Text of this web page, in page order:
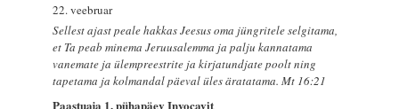
22. veebruar
Sellest ajast peale hakkas Jeesus oma jüngritele selgitama,
et Ta peab minema Jeruusalemma ja palju kannatama
vanemate ja ülempreestrite ja kirjatundjate poolt ning
tapetama ja kolmandal päeval üles äratatama. Mt 16:21
Paastuaja 1. pühapäev Invocavit